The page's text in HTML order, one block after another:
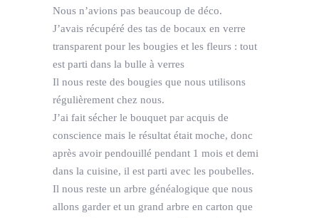
Nous n’avions pas beaucoup de déco.
J’avais récupéré des tas de bocaux en verre
transparent pour les bougies et les fleurs : tout
est parti dans la bulle à verres
Il nous reste des bougies que nous utilisons
régulièrement chez nous.
J’ai fait sécher le bouquet par acquis de
conscience mais le résultat était moche, donc
après avoir pendouillé pendant 1 mois et demi
dans la cuisine, il est parti avec les poubelles.
Il nous reste un arbre généalogique que nous
allons garder et un grand arbre en carton que